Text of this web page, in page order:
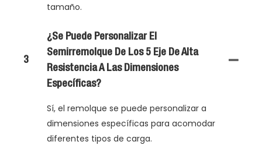
tamaño.
3
¿Se Puede Personalizar El
Semirremolque De Los 5 Eje De Alta
Resistencia A Las Dimensiones
Específicas?
Sí, el remolque se puede personalizar a
dimensiones específicas para acomodar
diferentes tipos de carga.